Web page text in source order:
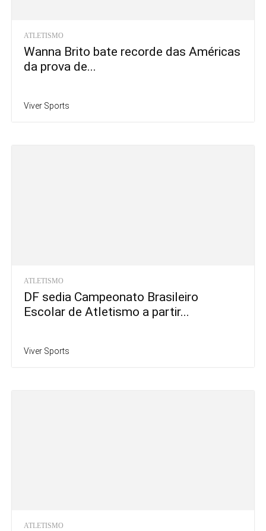
ATLETISMO
Wanna Brito bate recorde das Américas
da prova de...
Viver Sports
ATLETISMO
DF sedia Campeonato Brasileiro
Escolar de Atletismo a partir...
Viver Sports
ATLETISMO